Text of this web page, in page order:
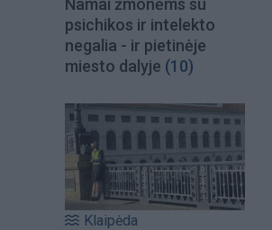
Namai žmonėms su
psichikos ir intelekto
negalia - ir pietinėje
miesto dalyje (10)
Klaipėda